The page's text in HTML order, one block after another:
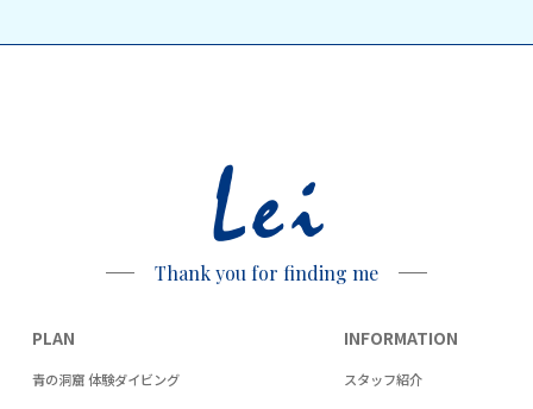
Lei
Thank you for finding me
PLAN
青の洞窟 体験ダイビング
INFORMATION
スタッフ紹介